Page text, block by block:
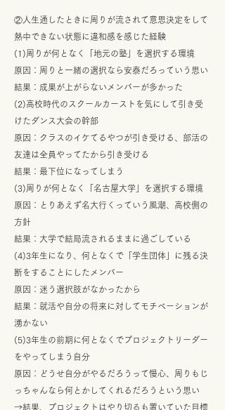
②人生通したときに周りが流されて意思決定をして
熱中できない状態に違和感を感じた経験
(1)周りが何となく「地元の塾」を選択する環境
原因：周りと一緒の選択なら安泰だろっていう思い
結果：成果が上がらないメンバーが多かった
(2)高校時代のスクールカーストを気にして引き受
けたダンス大会の幹部
原因：クラスのイケてるやつが引き受ける、部活の
友達は全員やってたから引き受ける
結果：最下位になってしまう
(3)周りが何となく「名古屋大学」を選択する環境
原因：とりあえず名大行くっていう風潮、高校側の
方針
結果：大学で結局流されるままに過ごしている
(4)3年生になり、何となくで「学生団体」に残る決
断をすることにしたメンバー
原因：迷う選択肢がなかったから
結果：就活や自分の将来に対してモチベーションが
湧かない
(5)3年生の前期に何となくでプロジェクトリーダー
をやってしまう自分
原因：どうせ自分がやるだろうって慢心、周りもじ
っちゃんなら何とかしてくれるだろうという思い
→結果、プロジェクトはやり切るも置いていた目標